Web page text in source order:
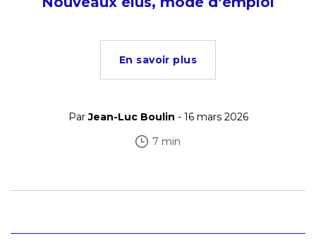
En savoir plus
ParJean-Luc Boulin - 16 mars 2026
7 min